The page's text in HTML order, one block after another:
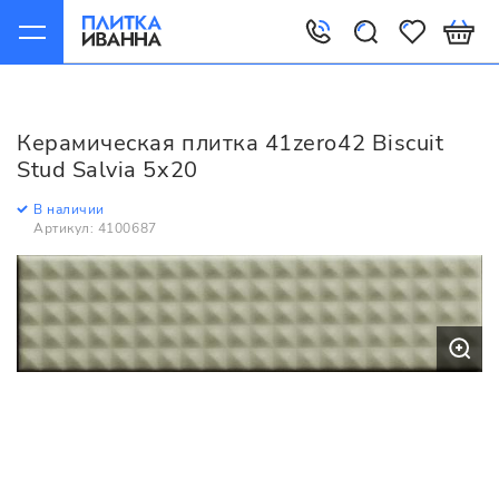
Керамическая плитка 41zero42 Biscuit
Stud Salvia 5x20
В наличии
Артикул: 4100687